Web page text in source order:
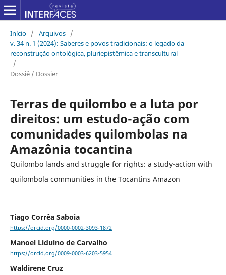
Início / Arquivos /
v. 34 n. 1 (2024): Saberes e povos tradicionais: o legado da
reconstrução ontológica, pluriepistêmica e transcultural
/
Dossiê / Dossier
Terras de quilombo e a luta por
direitos: um estudo-ação com
comunidades quilombolas na
Amazônia tocantina
Quilombo lands and struggle for rights: a study-action with
quilombola communities in the Tocantins Amazon
Tiago Corrêa Saboia
https://orcid.org/0000-0002-3093-1872
Manoel Liduino de Carvalho
https://orcid.org/0009-0003-6203-5954
Waldirene Cruz